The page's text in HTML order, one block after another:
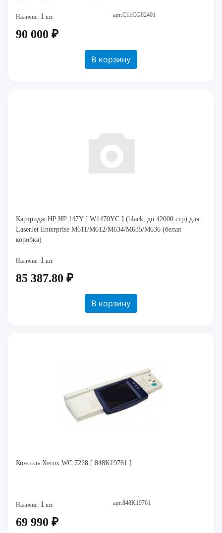
Наличие: 1 шт. арт:C11CG02401
90 000 ₽
В корзину
Картридж HP HP 147Y [ W1470YC ] (black, до 42000 стр) для
LaserJet Enterprise M611/M612/M634/M635/M636 (белая
коробка)
Наличие: 1 шт.
85 387.80 ₽
В корзину
Консоль Xerox WC 7228 [ 848K19761 ]
Наличие: 1 шт. арт:848K19761
69 990 ₽